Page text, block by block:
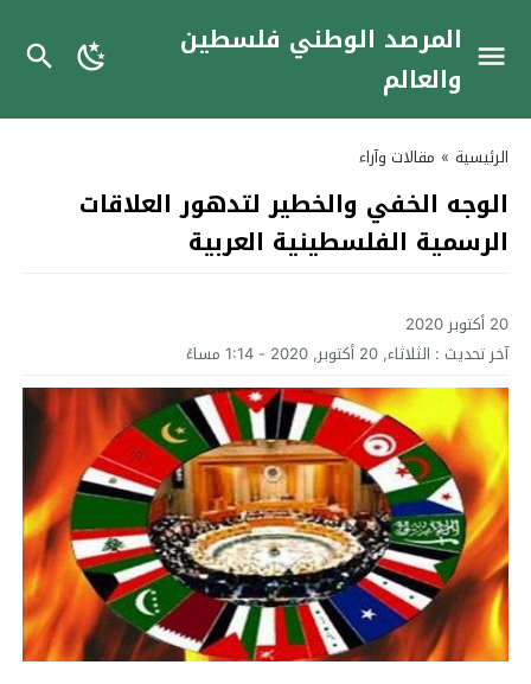
المرصد الوطني فلسطين
والعالم
الرئيسية » مقالات وآراء
الوجه الخفي والخطير لتدهور العلاقات
الرسمية الفلسطينية العربية
20 أكتوبر 2020
آخر تحديث : الثلاثاء, 20 أكتوبر, 2020 - 1:14 مساءً